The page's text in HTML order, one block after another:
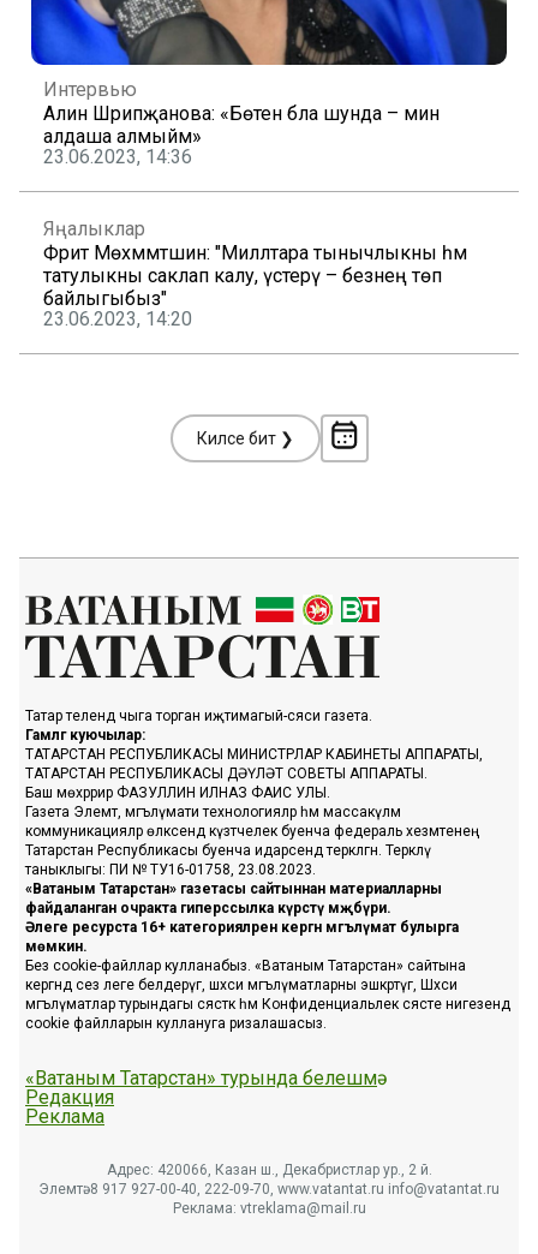
Интервью
Алинә Шәрипҗанова: «Бөтен бәла шунда – мин
алдаша алмыйм»
23.06.2023, 14:36
Яңалыклар
Фәрит Мөхәммәтшин: "Милләтара тынычлыкны һәм
татулыкны саклап калу, үстерү – безнең төп
байлыгыбыз"
23.06.2023, 14:20
Киләсе бит ❯
Татар телендә чыга торган иҗтимагый-сәяси газета.
Гамәлгә куючылар:
ТАТАРСТАН РЕСПУБЛИКАСЫ МИНИСТРЛАР КАБИНЕТЫ АППАРАТЫ,
ТАТАРСТАН РЕСПУБЛИКАСЫ ДӘҮЛӘТ СОВЕТЫ АППАРАТЫ.
Баш мөхәррир ФАЗУЛЛИН ИЛНАЗ ФАИС УЛЫ.
Газета Элемтә, мәгълүмати технологияләр һәм массакүләм
коммуникацияләр өлкәсендә күзәтчелек буенча федераль хезмәтенең
Татарстан Республикасы буенча идарәсендә теркәлгән. Теркәлү
таныклыгы: ПИ № ТУ16-01758, 23.08.2023.
«Ватаным Татарстан» газетасы сайтыннан материалларны
файдаланган очракта гиперссылка күрсәтү мәҗбүри.
Әлеге ресурста 16+ категорияләренә кергән мәгълүмат булырга
мөмкин.
Без cookie-файллар кулланабыз. «Ватаным Татарстан» сайтына
кергәндә сез әлеге белдерүгә, шәхси мәгълүматларны эшкәртүгә, Шәхси
мәгълүматлар турындагы сәясәткә һәм Конфиденциальлек сәясәте нигезендә
cookie файлларын куллануга ризалашасыз.
«Ватаным Татарстан» турында белешмә
Редакция
Реклама
Адрес: 420066, Казан ш., Декабристлар ур., 2 й.
Элемтә: 8 917 927-00-40, 222-09-70, www.vatantat.ru info@vatantat.ru
Реклама: vtreklama@mail.ru